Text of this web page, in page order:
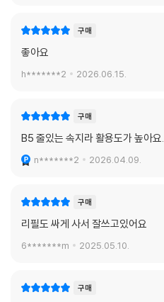
구매
좋아요
h*******2 2026.06.15.
구매
B5 줄있는 속지라 활용도가 높아요.
n*******2 2026.04.09.
구매
리필도 싸게 사서 잘쓰고있어요
6*******m 2025.05.10.
구매